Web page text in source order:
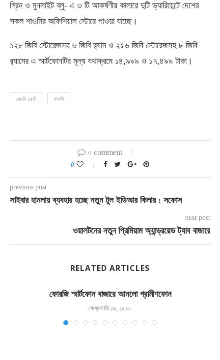
গ্রিন ও মুনলাইট ব্লু- এ ৩ টি আকর্ষণীয় কালারে দুটি ভ্যারিয়েন্টে দেশের
সকল শাওমির অফিশিয়াল স্টোরে পাওয়া যাচ্ছে।
১২৮ জিবি স্টোরেজসহ ৬ জিবি র‍্যাম ও ২৫৬ জিবি স্টোরেজসহ ৮ জিবি
র‍্যামের এ স্মার্টফোনটির মূল্য যথাক্রমে ১৪,৯৯৯ ও ১৭,৪৯৯ টাকা।
রেডমি ১৫সি শাওমি
০ comment
0
previous post
সাইবার হামলায় ব্যবহার হচ্ছে নতুন টুল ইডিআর কিলার : সফোস
next post
ওয়ালটনের নতুন প্রিমিয়াম অ্যান্ড্রয়েড ট্যাব বাজারে
RELATED ARTICLES
ফোরজি স্মার্টফোন বাজারে আনলো গ্রামীণফোন
ফেব্রুয়ারি ১৯, ২০১৮